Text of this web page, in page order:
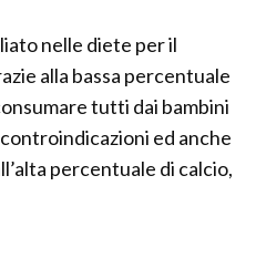
nelle diete per il
alla bassa percentuale
tutti dai bambini
ed anche
percentuale di calcio,